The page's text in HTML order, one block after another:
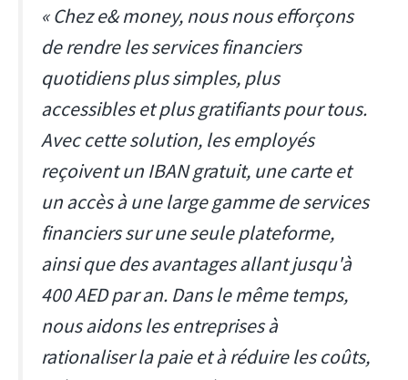
« Chez e& ​​money, nous nous efforçons
de rendre les services financiers
quotidiens plus simples, plus
accessibles et plus gratifiants pour tous.
Avec cette solution, les employés
reçoivent un IBAN gratuit, une carte et
un accès à une large gamme de services
financiers sur une seule plateforme,
ainsi que des avantages allant jusqu'à
400 AED par an. Dans le même temps,
nous aidons les entreprises à
rationaliser la paie et à réduire les coûts,